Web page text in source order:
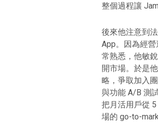
整個過程讓
後來他注意到
App。因為經
常熟悉，他敏
開市場。於是
略，爭取加入
與功能 A/B 測
把月活用戶從
場的 go-to-